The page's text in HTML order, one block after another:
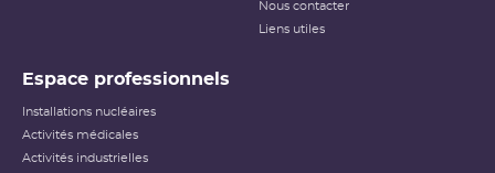
Nous contacter
Liens utiles
Espace professionnels
Installations nucléaires
Activités médicales
Activités industrielles